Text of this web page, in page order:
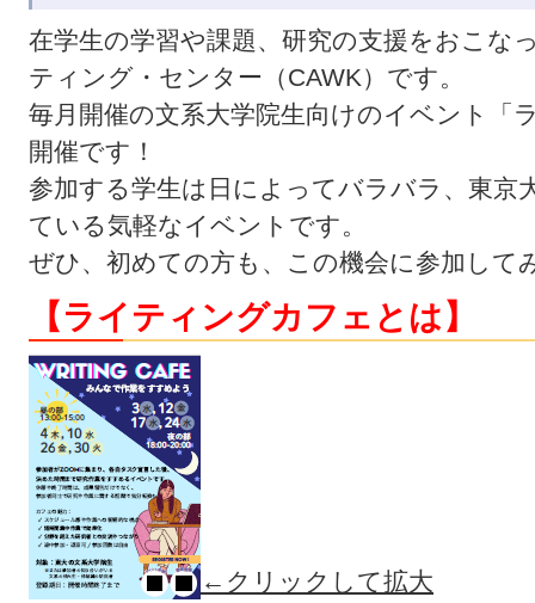
在学生の学習や課題、研究の支援をおこな
ティング・センター（CAWK）です。
毎月開催の文系大学院生向けのイベント「
開催です！
参加する学生は日によってバラバラ、東京
ている気軽なイベントです。
ぜひ、初めての方も、この機会に参加して
【ライティングカフェとは】
←クリックして拡大